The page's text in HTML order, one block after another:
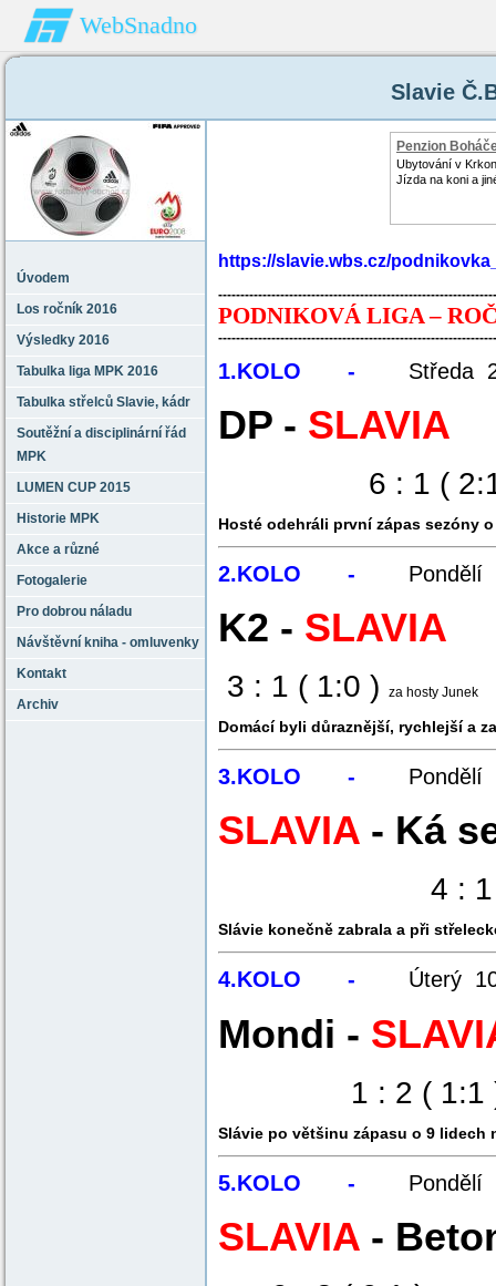
WebSnadno
Slavie
Úvodem
Los ročník 2016
Výsledky 2016
Tabulka liga MPK 2016
Tabulka střelců Slavie‚ kádr
Soutěžní a disciplinární řád
MPK
LUMEN CUP 2015
Historie MPK
Akce a různé
Fotogalerie
Pro dobrou náladu
Návštěvní kniha - omluvenky
Kontakt
Archiv
Penzion
Ubytování v
Jízda na koni a
https://slavie.wbs.cz/
PODNIKOVÁ LIGA –
1.KOLO - Středa
DP - SLAVIA
6 : 1 (
Hosté odehráli první zápas sezóny
2.KOLO - Pondělí
K2 - SLAVIA
3 : 1 ( 1:0 ) za hosty Junek
Domácí byli důraznější, rychlejší a
3.KOLO -
SLAVIA - Ká
4 : 1 (
Slávie konečně zabrala a při
4.KOLO - Úterý
Mondi -
1 : 2 ( 1:1
Slávie po většinu zápasu o 9
5.KOLO - Pondělí
SLAVIA -